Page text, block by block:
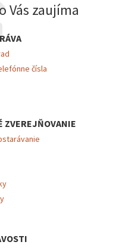
Vás zaujíma
čísla
ZVEREJŇOVANIE